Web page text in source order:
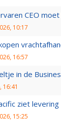
CEO
10:17
16:57
in de
16:41
ziet
15:25